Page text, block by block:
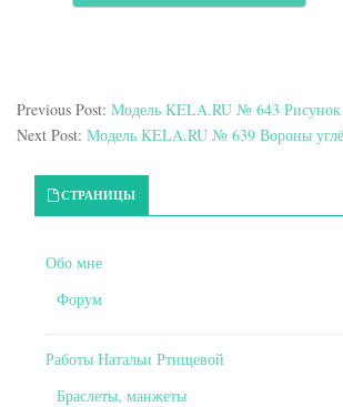
Previous Post: Модель KELA.RU № 643 Рисунок
Next Post: Модель KELA.RU № 639 Вороны
Primary Sidebar
СТРАНИЦЫ
Обо мне
Форум
Работы Натальи Ртищевой
Браслеты, манжеты